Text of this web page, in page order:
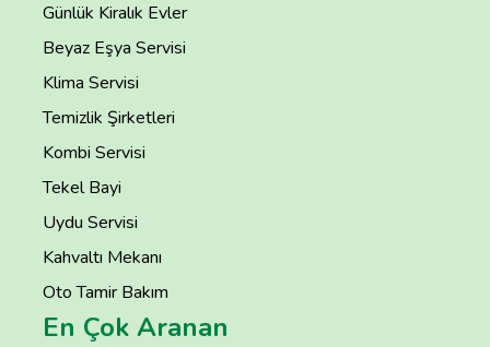
Günlük Kiralık Evler
Beyaz Eşya Servisi
Klima Servisi
Temizlik Şirketleri
Kombi Servisi
Tekel Bayi
Uydu Servisi
Kahvaltı Mekanı
Oto Tamir Bakım
En Çok Aranan